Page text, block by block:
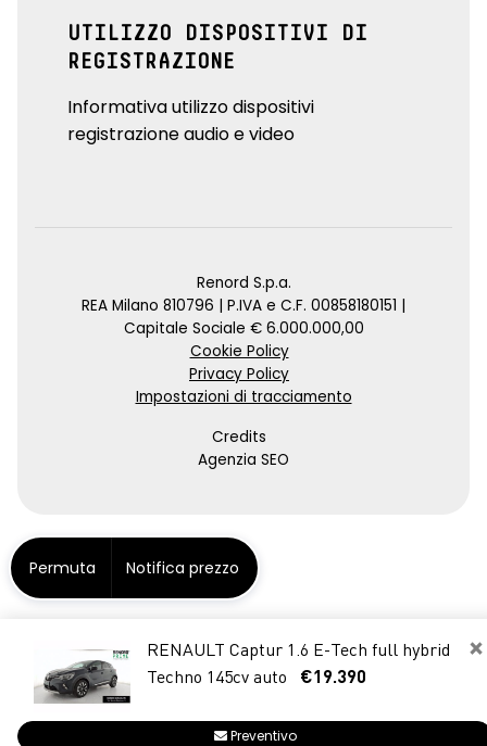
×
RENAULT Captur 1.6 E-Tech full hybrid
Techno 145cv auto
€19.390
Preventivo
UTILIZZO DISPOSITIVI DI
REGISTRAZIONE
Informativa utilizzo dispositivi
registrazione audio e video
Renord S.p.a.
REA Milano 810796 | P.IVA e C.F. 00858180151 |
Capitale Sociale € 6.000.000,00
Cookie Policy
Privacy Policy
Impostazioni di tracciamento
Credits
Agenzia SEO
Permuta Notifica prezzo